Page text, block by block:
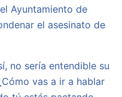
Ayuntamiento de
el asesinato de
no sería entendible su
vas a ir a hablar